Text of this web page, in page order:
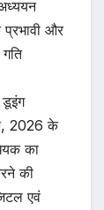
और
2026 के
का
की
एवं